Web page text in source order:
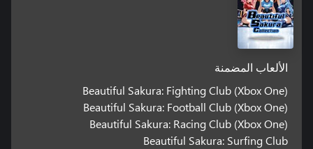
الألعاب المضمنة
Beautiful Sakura: Fighting Club (Xbox One)
Beautiful Sakura: Football Club (Xbox One)
Beautiful Sakura: Racing Club (Xbox One)
Beautiful Sakura: Surfing Club